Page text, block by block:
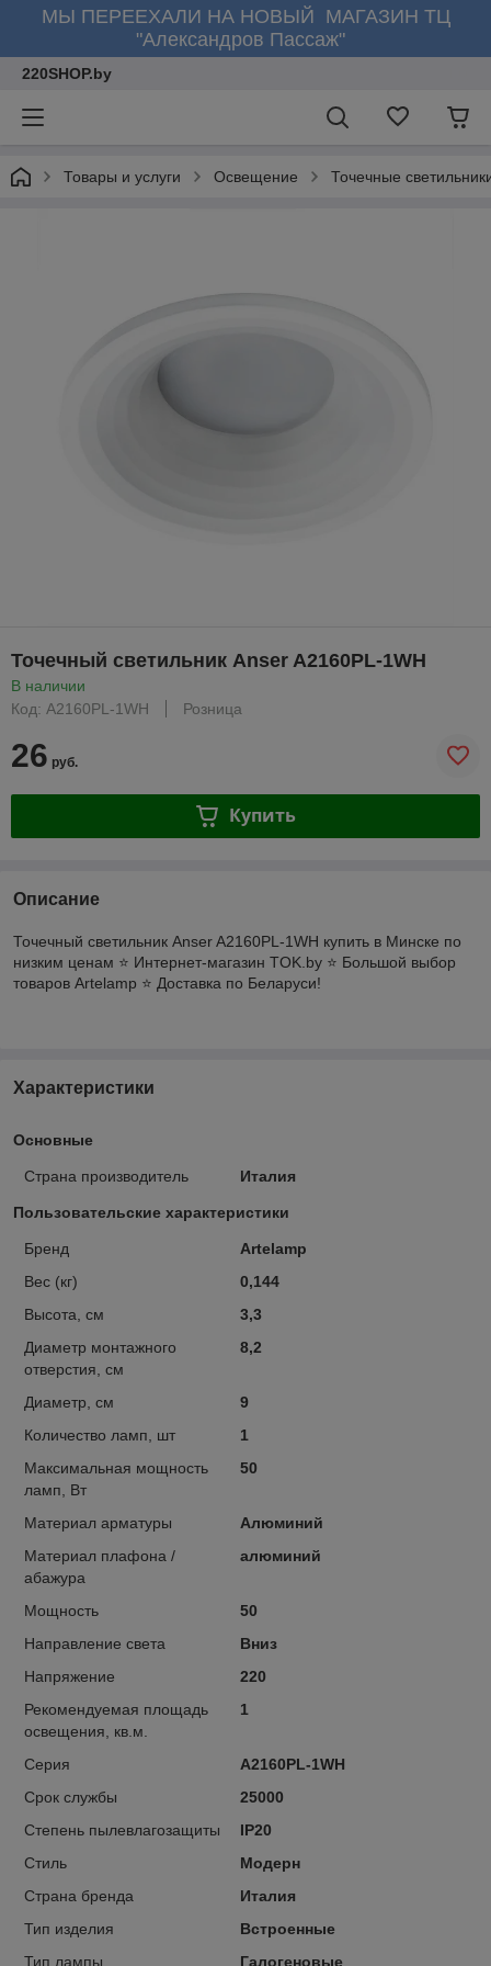
МЫ ПЕРЕЕХАЛИ НА НОВЫЙ МАГАЗИН ТЦ
"Александров Пассаж"
220SHOP.by
Товары и услуги Освещение Точечные
Точечный светильник Anser A2160PL-1WH
В наличии
Код: A2160PL-1WH
Розница
26 руб.
Купить
Описание
Точечный светильник Anser A2160PL-1WH купить в Минске по
низким ценам ⭐️ Интернет-магазин TOK.by ⭐️ Большой выбор
товаров Artelamp ⭐️ Доставка по Беларуси!
Характеристики
Основные
Страна производитель Италия
Пользовательские характеристики
Бренд
Artelamp
Вес (кг)
0,144
Высота, см
3,3
Диаметр монтажного
отверстия, см
8,2
Диаметр, см
9
Количество ламп, шт
1
Максимальная мощность
ламп, Вт
50
Материал арматуры
Алюминий
Материал плафона /
абажура
алюминий
Мощность
50
Направление света
Вниз
Напряжение
220
Рекомендуемая площадь
освещения, кв.м.
1
Серия
A2160PL-1WH
Срок службы
25000
Степень пылевлагозащиты
IP20
Стиль
Модерн
Страна бренда
Италия
Тип изделия
Встроенные
Тип лампы
Галогеновые